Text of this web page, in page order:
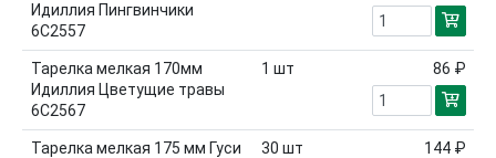
Идиллия Пингвинчики
6С2557
Тарелка мелкая 170мм
Идиллия Цветущие травы
6С2567
1 шт 86 ₽
Тарелка мелкая 175 мм Гуси
30 шт 144 ₽